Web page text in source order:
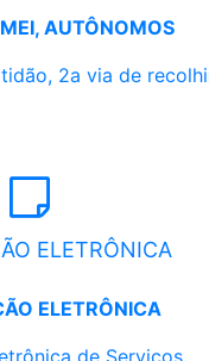
AUTÔNOMOS
2a via de
ELETRÔNICA
ELETRÔNICA